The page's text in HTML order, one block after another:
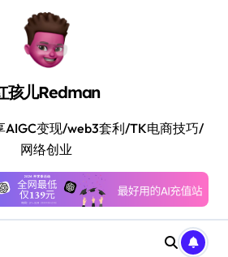
孩儿Redman
AIGC变现/web3套利/TK电商技巧/
网络创业